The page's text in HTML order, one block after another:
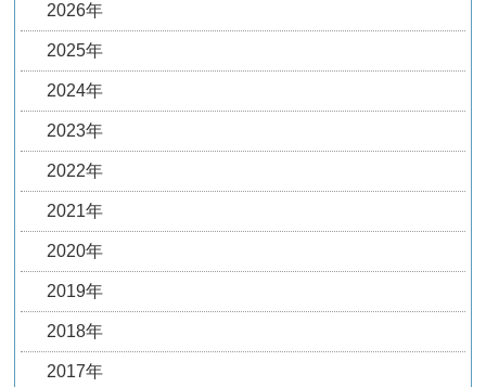
2026年
2025年
2024年
2023年
2022年
2021年
2020年
2019年
2018年
2017年